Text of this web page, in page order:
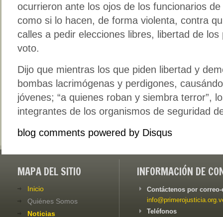
ocurrieron ante los ojos de los funcionarios
como si lo hacen, de forma violenta, contra
calles a pedir elecciones libres, libertad de
voto.
Dijo que mientras los que piden libertad y
bombas lacrimógenas y perdigones,
jóvenes; “a quienes roban y siembra terror”,
integrantes de los organismos de seguridad
blog comments powered by Disqus
MAPA DEL SITIO
Inicio
Quiénes Somos
Noticias
INFORMACIÓN DE
Contáctenos por
Teléfonos